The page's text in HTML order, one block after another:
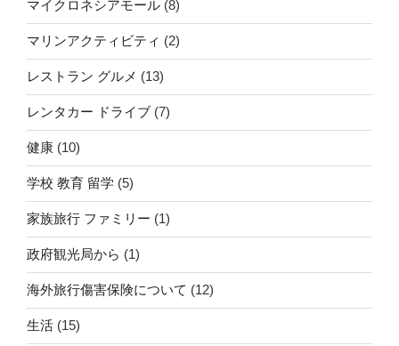
マイクロネシアモール (8)
マリンアクティビティ (2)
レストラン グルメ (13)
レンタカー ドライブ (7)
健康 (10)
学校 教育 留学 (5)
家族旅行 ファミリー (1)
政府観光局から (1)
海外旅行傷害保険について (12)
生活 (15)